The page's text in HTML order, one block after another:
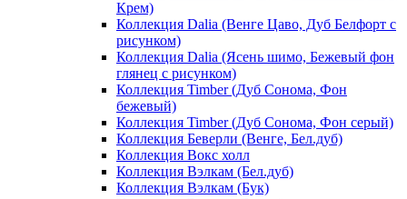
Крем)
Коллекция Dalia (Венге Цаво, Дуб Белфорт с
рисунком)
Коллекция Dalia (Ясень шимо, Бежевый фон
глянец с рисунком)
Коллекция Timber (Дуб Сонома, Фон
бежевый)
Коллекция Timber (Дуб Сонома, Фон серый)
Коллекция Беверли (Венге, Бел.дуб)
Коллекция Вокс холл
Коллекция Вэлкам (Бел.дуб)
Коллекция Вэлкам (Бук)